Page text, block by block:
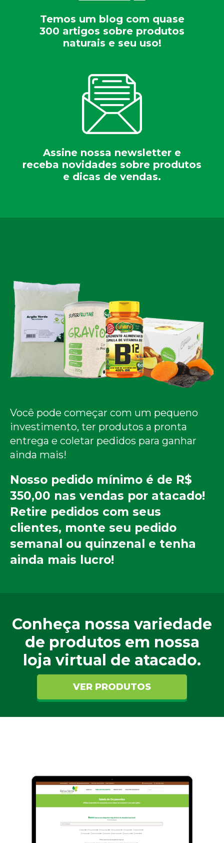
Temos um blog com quase
300 artigos sobre produtos
naturais e seu uso!
Assine nossa newsletter e
receba novidades sobre produtos
e dicas de vendas.
Você pode começar com um pequeno
investimento, ter produtos a pronta
entrega e coletar pedidos para ganhar
ainda mais!
Nosso pedido mínimo é de R$
350,00 nas vendas por atacado!
Retire pedidos com seus
clientes, monte seu pedido
semanal ou quinzenal e tenha
ainda mais lucro!
Conheça nossa variedade
de produtos em nossa
loja virtual de atacado.
VER PRODUTOS